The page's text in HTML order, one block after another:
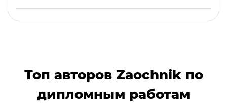
Топ авторов Zaochnik по
дипломным работам